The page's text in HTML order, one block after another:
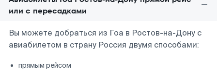
или с пересадками
Вы можете добраться из Гоа в Ростов-на-Дону с
авиабилетом в страну Россия двумя способами:
прямым рейсом